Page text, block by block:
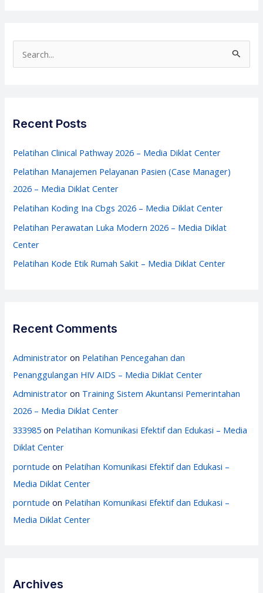
–
Media
e
f
o
r
Recent Posts
Pelatihan Clinical Pathway 2026 – Media Diklat Center
Pelatihan Manajemen Pelayanan Pasien (Case Manager)
2026 – Media Diklat Center
Pelatihan Koding Ina Cbgs 2026 – Media Diklat Center
Pelatihan Perawatan Luka Modern 2026 – Media Diklat
Center
Pelatihan Kode Etik Rumah Sakit – Media Diklat Center
Recent Comments
Administrator on Pelatihan Pencegahan dan
Penanggulangan HIV AIDS – Media Diklat Center
Administrator on Training Sistem Akuntansi Pemerintahan
2026 – Media Diklat Center
333985 on Pelatihan Komunikasi Efektif dan Edukasi – Media
Diklat Center
porntude on Pelatihan Komunikasi Efektif dan Edukasi –
Media Diklat Center
porntude on Pelatihan Komunikasi Efektif dan Edukasi –
Media Diklat Center
Archives